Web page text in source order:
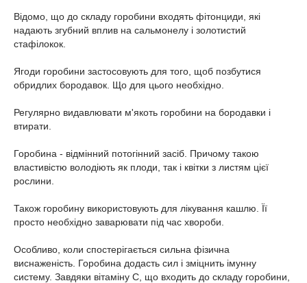
Відомо, що до складу горобини входять фітонциди, які
надають згубний вплив на сальмонелу і золотистий
стафілокок.
Ягоди горобини застосовують для того, щоб позбутися
обридлих бородавок. Що для цього необхідно.
Регулярно видавлювати м'якоть горобини на бородавки і
втирати.
Горобина - відмінний потогінний засіб. Причому такою
властивістю володіють як плоди, так і квітки з листям цієї
рослини.
Також горобину використовують для лікування кашлю. Її
просто необхідно заварювати під час хвороби.
Особливо, коли спостерігається сильна фізична
виснаженість. Горобина додасть сил і зміцнить імунну
систему. Завдяки вітаміну С, що входить до складу горобини,